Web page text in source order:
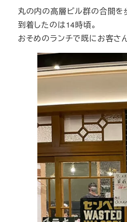
丸の内の高層ビル群の合間を
到着したのは14時頃。
おそめのランチで既にお客さ